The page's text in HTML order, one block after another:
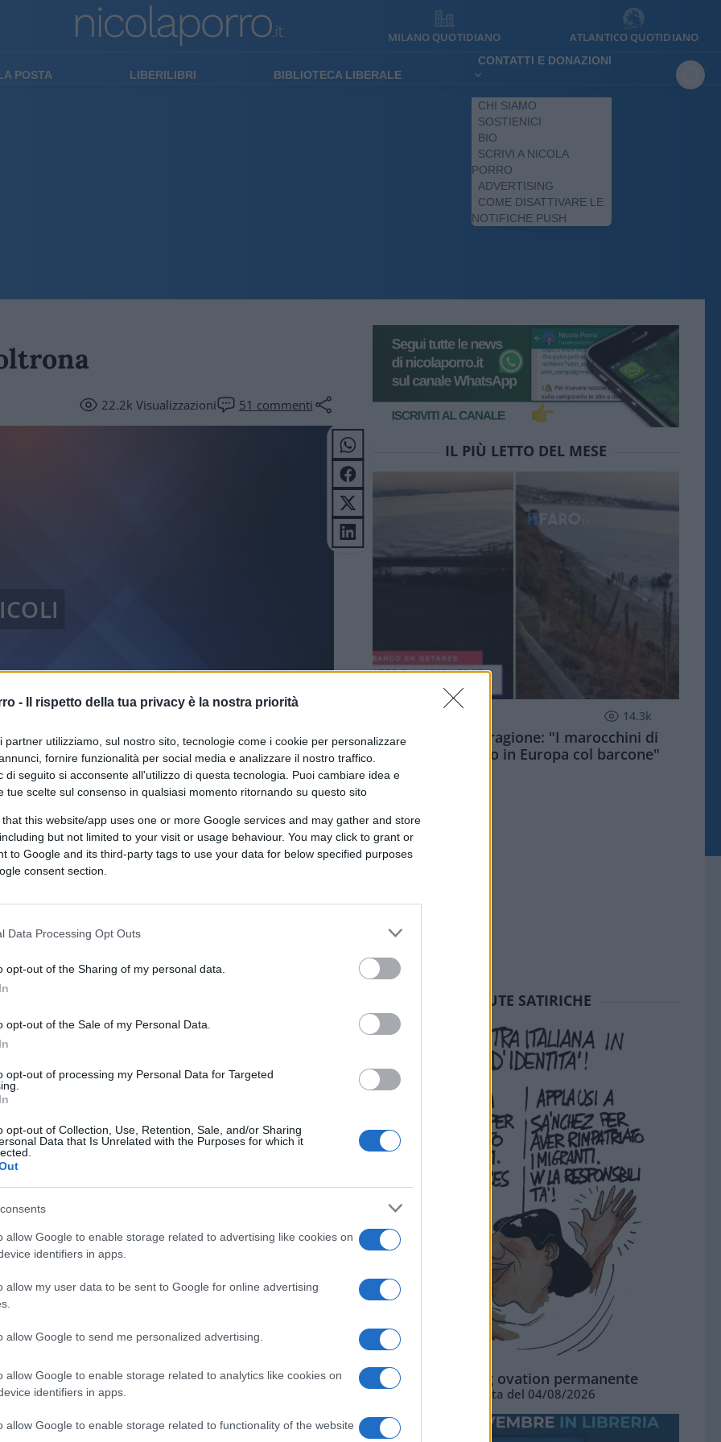
- Il rispetto della tua privacy è la nostra priorità
partner utilizziamo, sul nostro sito, tecnologie come i cookie per personalizzare
fornire funzionalità per social media e analizzare il nostro traffico.
di seguito si acconsente all'utilizzo di questa tecnologia. Puoi cambiare idea e
tue scelte sul consenso in qualsiasi momento ritornando su questo sito
that this website/app uses one or more Google services and may gather and store
but not limited to your visit or usage behaviour. You may click to grant or
to Google and its third-party tags to use your data for below specified purposes
consent section.
Data Processing Opt Outs
opt-out of the Sharing of my personal data.
opt-out of the Sale of my Personal Data.
opt-out of processing my Personal Data for Targeted
opt-out of Collection, Use, Retention, Sale, and/or Sharing
Data that Is Unrelated with the Purposes for which it
allow Google to enable storage related to advertising like cookies on
identifiers in apps.
allow my user data to be sent to Google for online advertising
allow Google to send me personalized advertising.
allow Google to enable storage related to analytics like cookies on
identifiers in apps.
allow Google to enable storage related to functionality of the website
MILANO QUOTIDIANO ATLANTICO QUOTIDIANO
POSTA LIBERILIBRI BIBLIOTECA LIBERALE
CONTATTI E DONAZIONI
CHI SIAMO
SOSTIENICI
BIO
SCRIVI A NICOLA
PORRO
ADVERTISING
COME DISATTIVARE LE
NOTIFICHE PUSH
22.2kVisualizzazioni 51 commenti
CLICCA QUI
da divano, come disse lui (omettendo
decisioni sue e dei suoi soci di
Domenico Arcuri, lo statalista da poltrona.
altro che dimostri in modo così
chiarezza espressiva così lombrosiana,
e pulcinellesco italico, dove lo
sponsor possibile del liberismo (da
descrisse ottimisticamente lui o col
vale più della lettura dell’opera omnia
approdare all’anarco-capitalismo più
e andrebbero piuttosto
debuttò nel padre di tutti i carrozzoni,
oligopolisitche nel settore
congenito col libero mercato.
di fissare per legge il prezzo di un
che sia il prezzo delle mascherine
Non solo non ha mai sentito
era anche distratto al liceo, quando
fattispecie il capitolo sulla carestia e la
come i fornai di oggi, se il bene non
non della geniale idea dirigista che
IL PIÙ LETTO DEL MESE
14.3k
Meloni aveva ragione: "I marocchini di
Ceuta sbarcano in Europa col barcone"
SEDUTE SATIRICHE
La standing ovation permanente
Vignetta del 04/08/2026